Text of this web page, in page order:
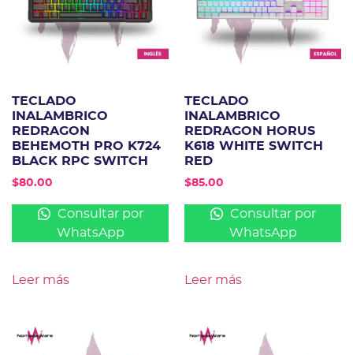
TECLADO
INALAMBRICO
REDRAGON
BEHEMOTH PRO K724
BLACK RPC SWITCH
$80.00
Consultar por
WhatsApp
Leer más
TECLADO
INALAMBRICO
REDRAGON HORUS
K618 WHITE SWITCH
RED
$85.00
Consultar por
WhatsApp
Leer más